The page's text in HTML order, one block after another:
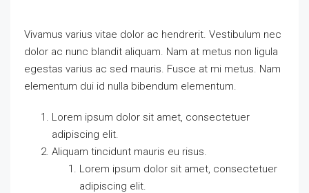
Vivamus varius vitae dolor ac hendrerit. Vestibulum nec
dolor ac nunc blandit aliquam. Nam at metus non ligula
egestas varius ac sed mauris. Fusce at mi metus. Nam
elementum dui id nulla bibendum elementum.
Lorem ipsum dolor sit amet, consectetuer
adipiscing elit.
Aliquam tincidunt mauris eu risus.
Lorem ipsum dolor sit amet, consectetuer
adipiscing elit.